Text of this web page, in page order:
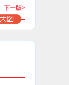
下一版>